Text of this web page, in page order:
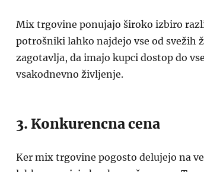
Mix trgovine ponujajo široko izbiro
potrošniki lahko najdejo vse od svežih
zagotavlja, da imajo kupci dostop do
vsakodnevno življenje.
3. Konkurencna cena
Ker mix trgovine pogosto delujejo na